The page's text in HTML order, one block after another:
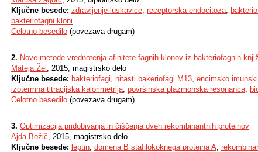
Ključne besede: zdravljenje luskavice, receptorska endocitoza,
bakteriofagni kloni
Celotno besedilo (povezava drugam)
2. Nove metode vrednotenja afinitete fagnih klonov iz bakteriofagnih
Mateja Žel , 2015, magistrsko delo
Ključne besede: bakteriofagi, nitasti bakeriofagi M13, encimsko
izotermna titracijska kalorimetrija, površinska plazmonska resonanca,
Celotno besedilo (povezava drugam)
3. Optimizacija pridobivanja in čiščenja dveh rekombinantnih proteinov
Ajda Božič, 2015, magistrsko delo
Ključne besede: leptin, domena B stafilokoknega proteina A,